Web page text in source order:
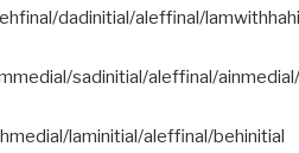
dadinitial/aleffinal/
sadinitial/aleffinal/
laminitial/aleffinal/behinitial